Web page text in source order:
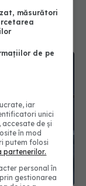
în
măsurători
de pe
iar
unici
de și
în mod
putem folosi
partenerilor.
personal în
gestionarea